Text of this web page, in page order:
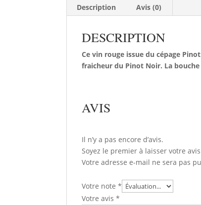
Description Avis (0)
DESCRIPTION
Ce vin rouge issue du cépage
fraicheur du Pinot Noir. La
AVIS
Il n’y a pas encore d’avis.
Soyez le premier à laisser votre avis
Votre adresse e-mail ne sera pas
Votre note*
Votre avis*